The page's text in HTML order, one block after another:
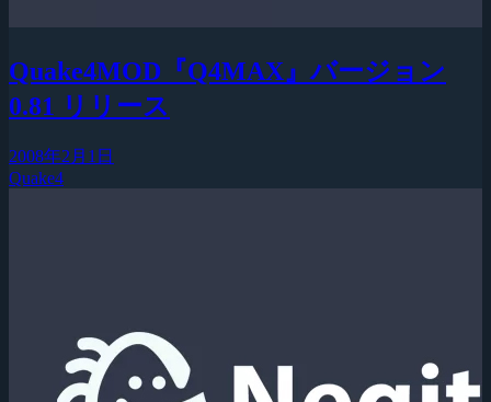
Quake4MOD『Q4MAX』バージョン
0.81 リリース
2008年2月1日
Quake4